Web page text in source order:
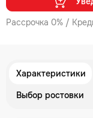
Рассрочка 0% /
Характеристики
Выбор ростовки